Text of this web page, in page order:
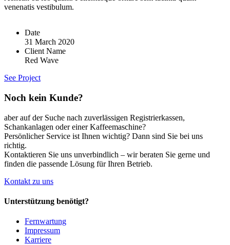
venenatis vestibulum.
Date
31 March 2020
Client Name
Red Wave
See Project
Noch kein Kunde?
aber auf der Suche nach zuverlässigen Registrierkassen,
Schankanlagen oder einer Kaffeemaschine?
Persönlicher Service ist Ihnen wichtig? Dann sind Sie bei uns
richtig.
Kontaktieren Sie uns unverbindlich – wir beraten Sie gerne und
finden die passende Lösung für Ihren Betrieb.
Kontakt zu uns
Unterstützung benötigt?
Fernwartung
Impressum
Karriere